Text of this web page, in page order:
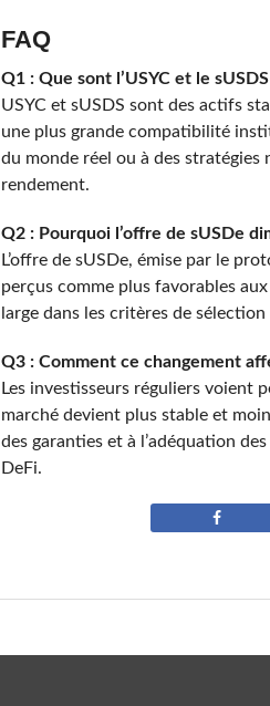
FAQ
Q1 : Que sont l’USYC et le sUSDS
USYC et sUSDS sont des actifs
une plus grande compatibilité
du monde réel ou à des
rendement.
Q2 : Pourquoi l’offre de sUSDe
L’offre de sUSDe, émise par le
perçus comme plus favorables
large dans les critères de
Q3 : Comment ce changement
Les investisseurs réguliers voient
marché devient plus stable et
des garanties et à l’adéquation
DeFi.